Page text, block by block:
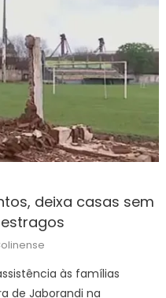
deixa casas sem
às famílias
de Jaborandi na